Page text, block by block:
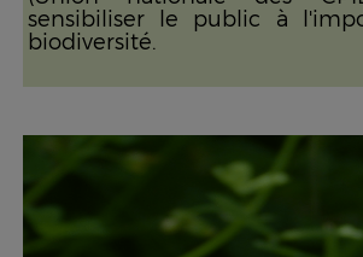
sensibiliser le public à
biodiversité.